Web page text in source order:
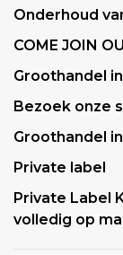
Onderhoud
COME JOIN
Groothandel
Bezoek onze
Groothandel
Private label
Private Label
volledig op